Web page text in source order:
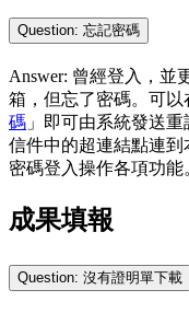
Question: 忘記密碼
Answer: 曾經登入，並
箱，但忘了密碼。可以
碼 」即可由系統發送
信件中的超連結點連
密碼登入操作各項功能
成果填報
Question: 沒有證明單下載